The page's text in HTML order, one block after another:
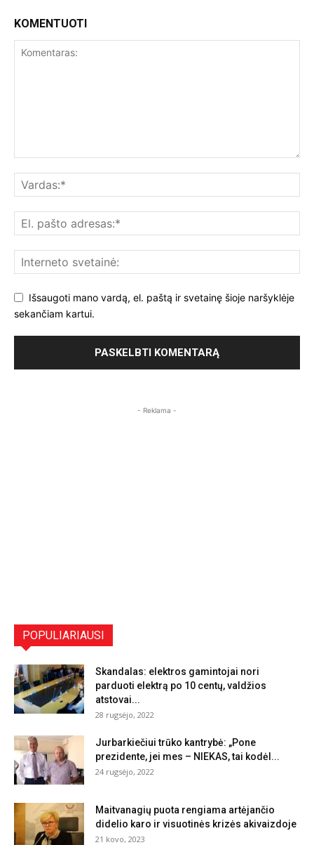
KOMENTUOTI
Išsaugoti mano vardą, el. paštą ir svetainę šioje naršyklėje
sekančiam kartui.
- Reklama -
POPULIARIAUSI
Skandalas: elektros gamintojai nori
parduoti elektrą po 10 centų, valdžios
atstovai...
28 rugsėjo, 2022
Jurbarkiečiui trūko kantrybė: „Pone
prezidente, jei mes – NIEKAS, tai kodėl...
24 rugsėjo, 2022
Maitvanagių puota rengiama artėjančio
didelio karo ir visuotinės krizės akivaizdoje
21 kovo, 2023